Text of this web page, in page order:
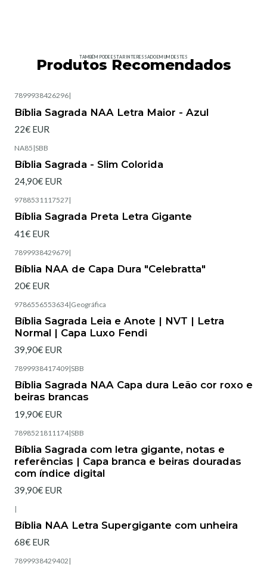
TAMBÉM PODE ESTAR INTERESSADO EM UM DESTES
Produtos Recomendados
7899938426296|
Bíblia Sagrada NAA Letra Maior - Azul
22€ EUR
NA85 |SBB
Bíblia Sagrada - Slim Colorida
24,90€ EUR
9788531117527|
Bíblia Sagrada Preta Letra Gigante
41€ EUR
7899938429679|
Bíblia NAA de Capa Dura "Celebratta"
20€ EUR
9786556553634|Geográfica
Bíblia Sagrada Leia e Anote | NVT | Letra
Normal | Capa Luxo Fendi
39,90€ EUR
7899938417409|SBB
Bíblia Sagrada NAA Capa dura Leão cor roxo e
beiras brancas
19,90€ EUR
7898521811174|SBB
Bíblia Sagrada com letra gigante, notas e
referências | Capa branca e beiras douradas
com índice digital
39,90€ EUR
|
Bíblia NAA Letra Supergigante com unheira
68€ EUR
7899938429402 |